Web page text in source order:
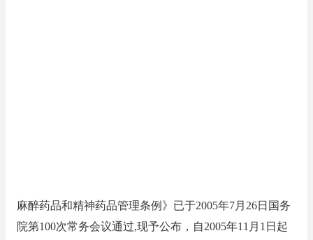
麻醉药品和精神药品管理条例》已于2005年7月26日国务
院第100次常务会议通过,现予公布，自2005年11月1日起